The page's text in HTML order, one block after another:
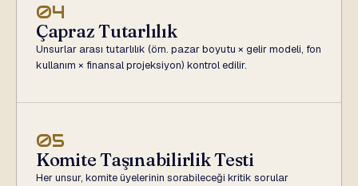
04
Çapraz Tutarlılık
Unsurlar arası tutarlılık (örn. pazar boyutu × gelir modeli, fon
kullanım × finansal projeksiyon) kontrol edilir.
05
Komite Taşınabilirlik Testi
Her unsur, komite üyelerinin sorabileceği kritik sorular